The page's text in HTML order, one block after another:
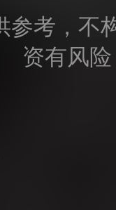
参考，不
资有风